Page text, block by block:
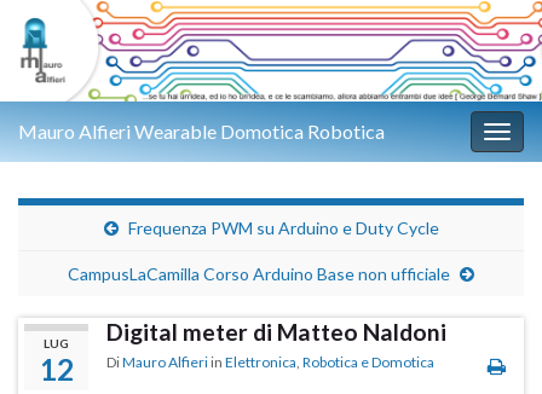
Mauro Alfieri Wearable Domotica Robotica
Frequenza PWM su Arduino e Duty Cycle
CampusLaCamilla Corso Arduino Base non ufficiale
LUG
12
Digital meter di Matteo Naldoni
DiMauro Alfieri in Elettronica, Robotica e Domotica